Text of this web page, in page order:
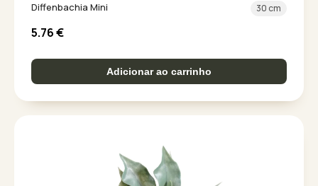
Diffenbachia Mini 30 cm
5.76€
Adicionar ao carrinho